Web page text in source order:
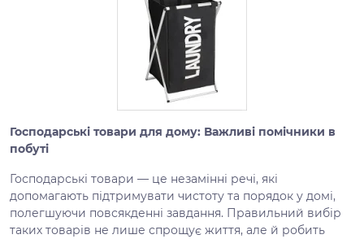
Господарські товари для дому: Важливі помічники в
побуті
Господарські товари — це незамінні речі, які
допомагають підтримувати чистоту та порядок у домі,
полегшуючи повсякденні завдання. Правильний вибір
таких товарів не лише спрощує життя, але й робить